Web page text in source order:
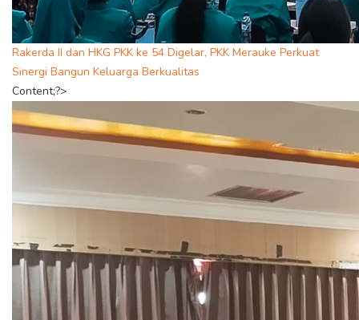
Rakerda II dan HKG PKK ke 54 Digelar, PKK Merauke Perkuat
Sinergi Bangun Keluarga Berkualitas
Content;?>